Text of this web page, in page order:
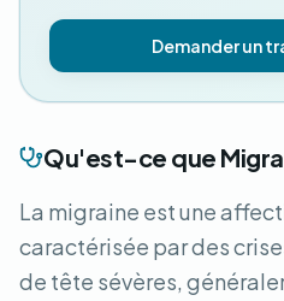
Qu'est-ce que
La migraine est une
caractérisée par des
de tête sévères,
Demander un